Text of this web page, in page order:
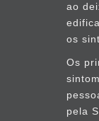
ao
os
Os
pela